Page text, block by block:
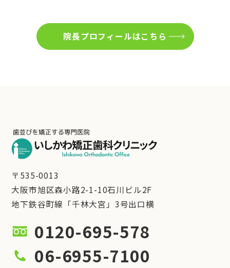
院長プロフィールはこちら
〒535-0013
大阪市旭区森小路2-1-10石川ビル2F
地下鉄谷町線「千林大宮」3号出口横
0120-695-578
06-6955-7100